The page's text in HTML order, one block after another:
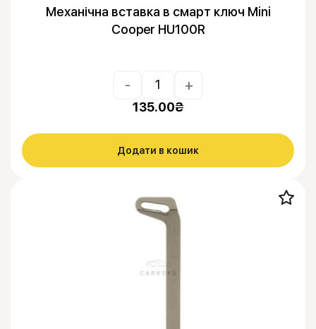
Механічна вставка в смарт ключ Mini
Cooper HU100R
- +
135.00₴
Додати в кошик